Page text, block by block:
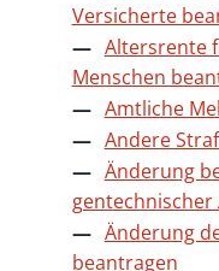
Versicherte
Altersrente
Menschen
Amtliche
Andere
Änderung
Änderung
beantragen